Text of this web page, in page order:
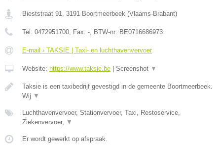
Bieststraat 91, 3191 Boortmeerbeek (Vlaams-Brabant)
Tel: 0472951700, Fax: -, BTW-nr: BE0716686973
E-mail › TAKSIE | Taxi- en luchthavenvervoer
Website: https://www.taksie.be Screenshot ▼
Taksie is een taxibedrijf gevestigd in de gemeente Boortmeerbeek.
Wij ▼
Luchthavenvervoer, Stationvervoer, Taxi, Restoservice,
Ziekenvervoer, ▼
Er wordt gewerkt op afspraak.